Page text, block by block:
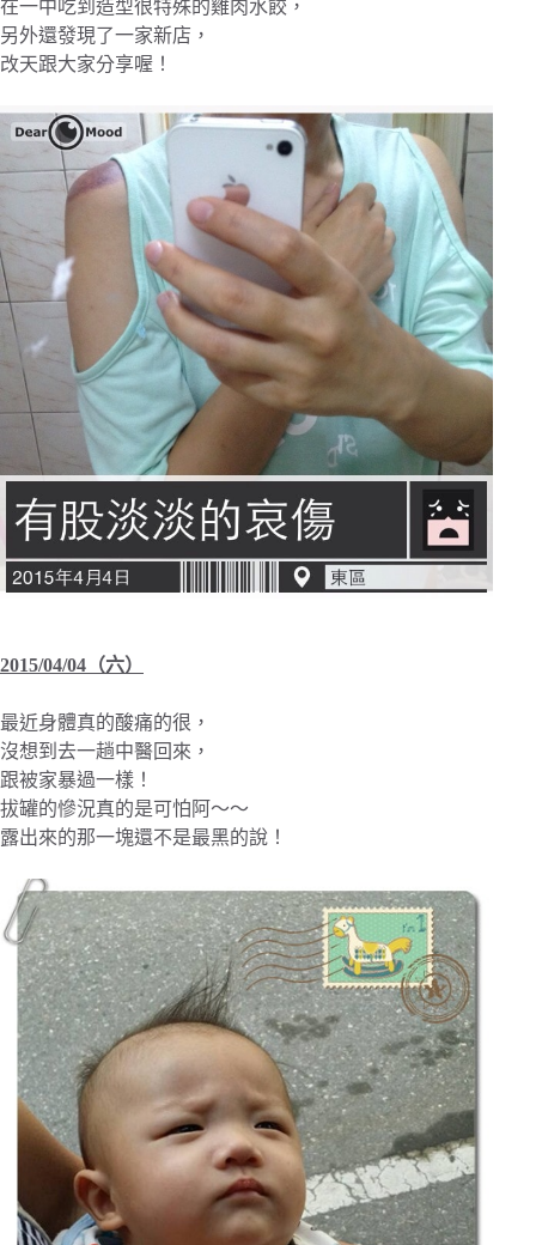
在一中吃到造型很特殊的雞肉水餃，
另外還發現了一家新店，
改天跟大家分享喔！
2015/04/04（六）
最近身體真的酸痛的很，
沒想到去一趟中醫回來，
跟被家暴過一樣！
拔罐的慘況真的是可怕阿～～
露出來的那一塊還不是最黑的說！